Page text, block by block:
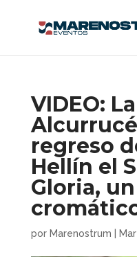
VIDEO:
regreso
Hellín el
Gloria,
por Marenostrum